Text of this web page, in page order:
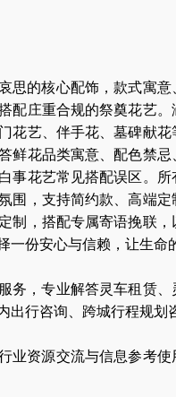
思的核心配饰，款式寓
配庄重合规的祭奠花艺
花艺、伴手花、墓碑献
鲜花品类寓意、配色禁
事花艺常见搭配误区。
围，支持简约款、高端
制，搭配专属寄语挽联
一份安心与信赖，让生命
务，专业解答灵车租赁
行咨询、跨城行程规划
业资源交流与信息参考